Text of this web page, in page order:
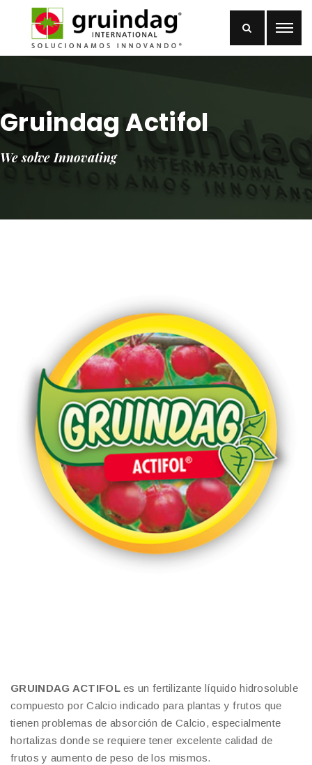
Gruindag Actifol
We solve Innovating
GRUINDAG ACTIFOLes un fertilizante líquido hidrosoluble
compuesto por Calcio indicado para plantas y frutos que
tienen problemas de absorción de Calcio, especialmente
hortalizas donde se requiere tener excelente calidad de
frutos y aumento de peso de los mismos.